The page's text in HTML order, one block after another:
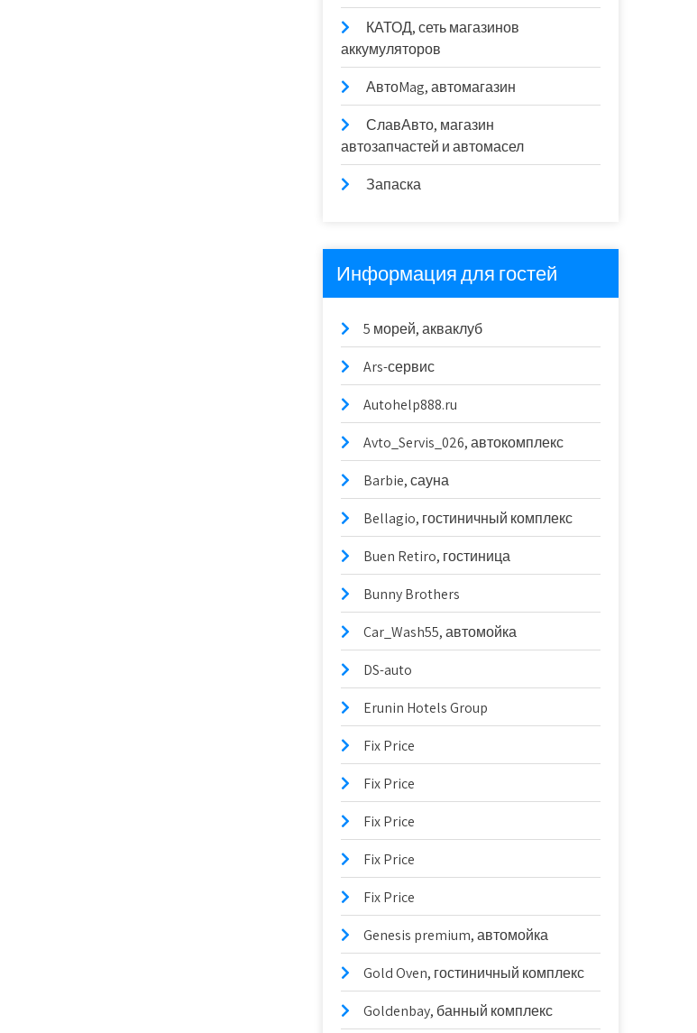
КАТОД, сеть магазинов
аккумуляторов
АвтоMag, автомагазин
СлавАвто, магазин
автозапчастей и автомасел
Запаска
Информация для гостей
5 морей, акваклуб
Ars-сервис
Autohelp888.ru
Avto_Servis_026, автокомплекс
Barbie, сауна
Bellagio, гостиничный комплекс
Buen Retiro, гостиница
Bunny Brothers
Car_Wash55, автомойка
DS-auto
Erunin Hotels Group
Fix Price
Fix Price
Fix Price
Fix Price
Fix Price
Genesis premium, автомойка
Gold Oven, гостиничный комплекс
Goldenbay, банный комплекс